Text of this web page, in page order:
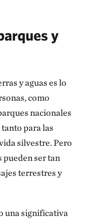
y
y aguas es lo
como
nacionales
para las
silvestre. Pero
pueden ser tan
terrestres y
una significativa